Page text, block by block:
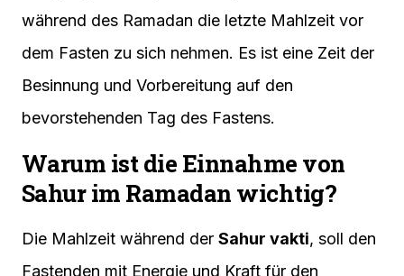
während des Ramadan die letzte Mahlzeit vor
dem Fasten zu sich nehmen. Es ist eine Zeit der
Besinnung und Vorbereitung auf den
bevorstehenden Tag des Fastens.
Warum ist die Einnahme von
Sahur im Ramadan wichtig?
Die Mahlzeit während der Sahur vakti, soll den
Fastenden mit Energie und Kraft für den